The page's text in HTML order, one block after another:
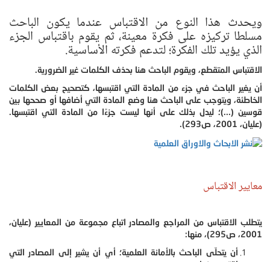
ويحدث هذا النوع من الاقتباس عندما يكون الباحث
مسلطا تركيزه على فكرة معينة، ثم يقوم باقتباس الجزء
الذي يؤيد تلك الفكرة؛ لتدعم فكرته الأساسية.
الاقتباس المتقطع، ويقوم الباحث هنا بحذف الكلمات غير الضرورية.
أن يغير الباحث في جزء من المادة التي اقتبسها، كتصحيح بعض الكلمات
الخاطئة، ويتوجب على الباحث هنا وضع المادة التي أضافها أو صححها بين
قوسين (...)؛ ليدل بذلك على أنها ليست جزءًا من المادة التي اقتبسها.
(عليان، 2001، ص293).
معايير الاقتباس
يتطلب الاقتباس من المراجع والمصادر اتباع مجموعة من المعايير (عليان،
2001، ص295)، منها:
أن يتحلّى الباحث بالأمانة العلمية؛ أي أن يشير إلى المصادر التي